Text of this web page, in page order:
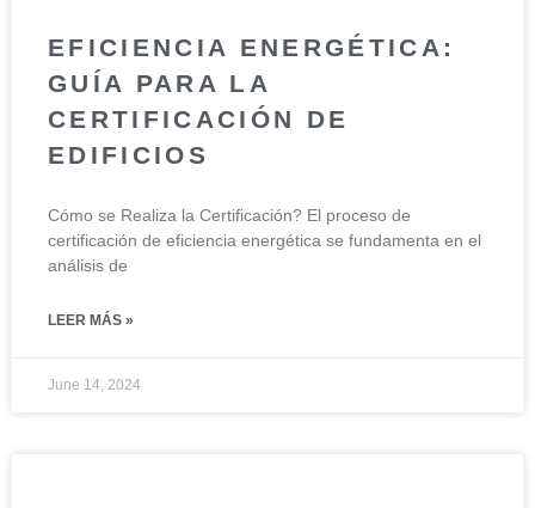
EFICIENCIA ENERGÉTICA:
GUÍA PARA LA
CERTIFICACIÓN DE
EDIFICIOS
Cómo se Realiza la Certificación? El proceso de
certificación de eficiencia energética se fundamenta en el
análisis de
LEER MÁS »
June 14, 2024